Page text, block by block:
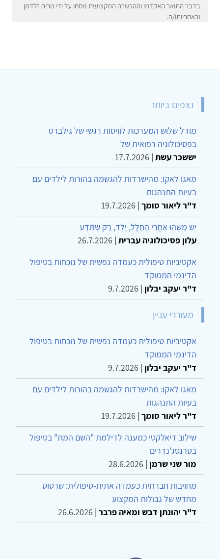
בדבר התואר האקדמי וההכשרה המקצועית נוסחו על ידי נורית זלדמן
ובאחריותו/ה.
נצפים ביותר
מודל שלוש המערכות לוויסות רגשי של גילברט
בפסיכולוגיה רפואית של
יששכר עשת |
17.7.2026
מאגו לאקו: מהישרדות להגשמה בהורות לילדים עם
בעיות התנהגות
ד"ר ליאור סומך |
19.7.2026
יֵשׁ מַשֶּׁהוּ אַחֲרֵי הֶחָלָל, יֶלֶד, רַק שֶׁתֵּדַע
עלון פסיכולוגיה עברית |
26.7.2026
אקטיביות טיפולית כעמדה נפשית של נוכחות בטיפול
הדינמי הממוקד
ד"ר יעקב יבלון |
9.7.2026
מעוררי עניין
אקטיביות טיפולית כעמדה נפשית של נוכחות בטיפול
הדינמי הממוקד
ד"ר יעקב יבלון |
9.7.2026
מאגו לאקו: מהישרדות להגשמה בהורות לילדים עם
בעיות התנהגות
ד"ר ליאור סומך |
19.7.2026
שילוב דיאלקטי כמענה לדילמת "השם המת" בטיפול
בטרנסג'נדרים
מור שני שרמן |
28.6.2026
מחויבות חברתית כעמדה אתית-טיפולית: שרטוט
מחדש של גבולות המקצוע
ד"ר יהונתן דבש ומאיה פרבר |
26.6.2026